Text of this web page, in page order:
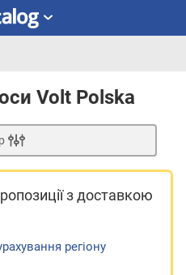
Volt Polska
з доставкою
регіону